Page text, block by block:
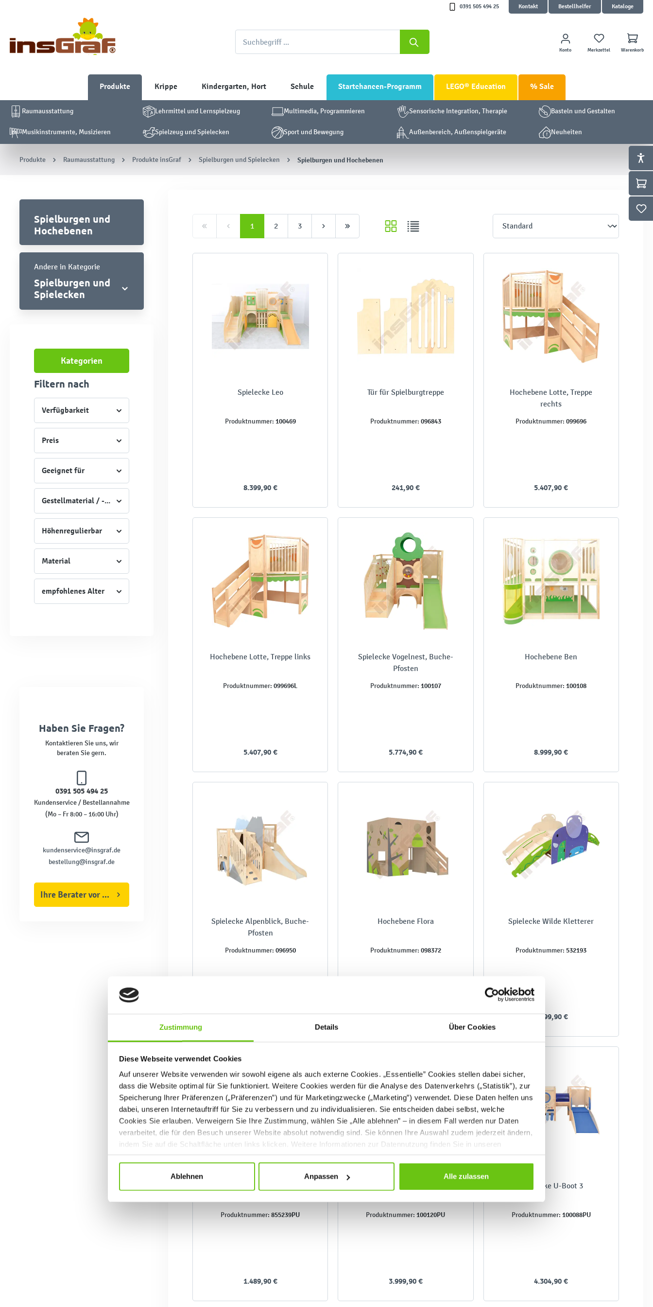
Zustimmung Details Über Cookies
Diese Webseite verwendet Cookies
Auf unserer Website verwenden wir sowohl eigene als auch externe Cookies. „Essentielle” Cookies stellen dabei sicher,
dass die Website optimal für Sie funktioniert. Weitere Cookies werden für die Analyse des Datenverkehrs („Statistik”), zur
Speicherung Ihrer Präferenzen („Präferenzen”) und für Marketingzwecke („Marketing”) verwendet. Diese Daten helfen uns
dabei, unseren Internetauftriff für Sie zu verbessern und zu individualisieren. Sie entscheiden dabei selbst, welche
Cookies Sie erlauben. Verweigern Sie Ihre Zustimmung, wählen Sie „Alle ablehnen” – in diesem Fall werden nur Daten
verarbeitet, die für den Besuch unserer Website absolut notwendig sind. Sie können Ihre Auswahl zudem jederzeit ändern,
indem Sie auf die Schaltfläche unten links klicken. Weitere Informationen zur Datennutzung finden Sie in unseren
Datenschutzrichtlinien.
Ablehnen Anpassen Alle zulassen
0391 505 494 25 Kontakt Bestellhelfer Kataloge
Konto Merkzettel Warenkorb
Produkte Krippe Kindergarten, Hort Schule Startchancen-Programm LEGO® Education % Sale
Raumausstattung Lehrmittel und Lernspielzeug Multimedia, Programmieren Sensorische Integration, Therapie Basteln und Gestalten
Musikinstrumente, Musizieren Spielzeug und Spielecken Sport und Bewegung Außenbereich, Außenspielgeräte Neuheiten
Produkte Raumausstattung Produkte insGraf Spielburgen und Spielecken Spielburgen und Hochebenen
Spielburgen und
Hochebenen
Andere in Kategorie
Spielburgen und
Spielecken
Kategorien
Filtern nach
Verfügbarkeit
Preis
Geeignet für
Gestellmaterial / -Art
Höhenregulierbar
Material
empfohlenes Alter
Haben Sie Fragen?
Kontaktieren Sie uns, wir
beraten Sie gern.
0391 505 494 25
Kundenservice / Bestellannahme
(Mo – Fr 8:00 – 16:00 Uhr)
kundenservice@insgraf.de
bestellung@insgraf.de
Ihre Berater vor Ort
1 2 3
Spielecke Leo
Produktnummer: 100469
8.399,90 €
Tür für Spielburgtreppe
Produktnummer: 096843
241,90 €
Hochebene Lotte, Treppe
rechts
Produktnummer: 099696
5.407,90 €
Hochebene Lotte, Treppe links
Produktnummer: 099696L
5.407,90 €
Spielecke Vogelnest, Buche-
Pfosten
Produktnummer: 100107
5.774,90 €
Hochebene Ben
Produktnummer: 100108
8.999,90 €
Spielecke Alpenblick, Buche-
Pfosten
Produktnummer: 096950
5.774,90 €
Hochebene Flora
Produktnummer: 098372
8.399,90 €
Spielecke Wilde Kletterer
Produktnummer: 532193
2.299,90 €
Produktnummer: 855239PU
1.489,90 €
Produktnummer: 100120PU
3.999,90 €
Spielecke U-Boot 3
Produktnummer: 100088PU
4.304,90 €